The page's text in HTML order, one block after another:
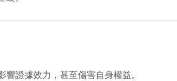
證據效力，甚至傷害自身權益。